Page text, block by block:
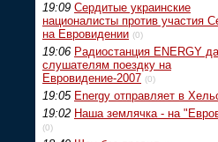
19:09 Сердитые украинские
националисты против участия
на Евровидении (0)
19:06 Радиостанция ENERGY
слушателям поездку на
Евровидение-2007 (0)
19:05 Energy отправляет в
19:02 Наша землячка - на
(0)